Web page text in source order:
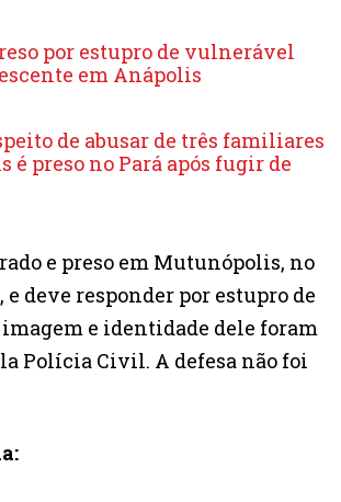
por estupro de vulnerável
em Anápolis
de abusar de três familiares
é preso no Pará após fugir de
e preso em Mutunópolis, no
e deve responder por estupro de
e identidade dele foram
Polícia Civil. A defesa não foi